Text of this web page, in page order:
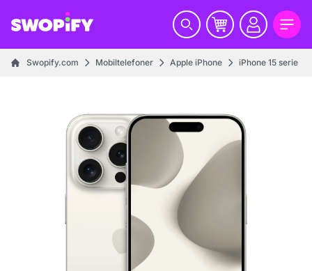
Swopify.com Mobiltelefoner Apple iPhone iPhone 15 serie